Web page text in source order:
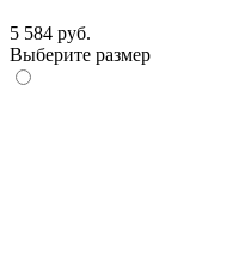
5 584 руб.
Выберите размер